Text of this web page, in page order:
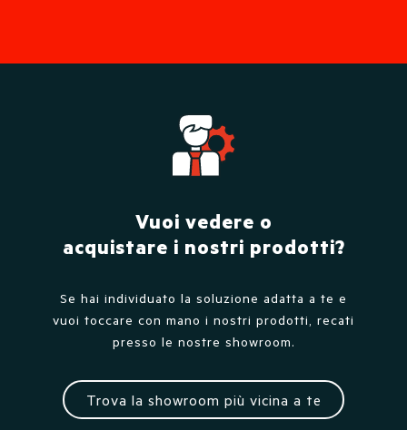
Vuoi vedere o
acquistare i nostri prodotti?
Se hai individuato la soluzione adatta a te e
vuoi toccare con mano i nostri prodotti, recati
presso le nostre showroom.
Trova la showroom più vicina a te